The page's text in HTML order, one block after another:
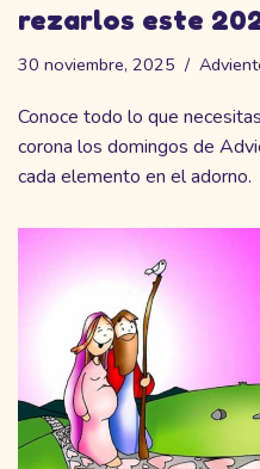
rezarlos este
30 noviembre, 2025
Conoce todo lo que
corona los domingos de
cada elemento en el adorno.